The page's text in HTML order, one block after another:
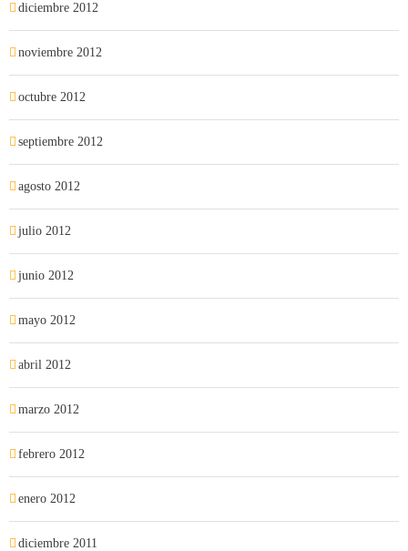
diciembre 2012
noviembre 2012
octubre 2012
septiembre 2012
agosto 2012
julio 2012
junio 2012
mayo 2012
abril 2012
marzo 2012
febrero 2012
enero 2012
diciembre 2011